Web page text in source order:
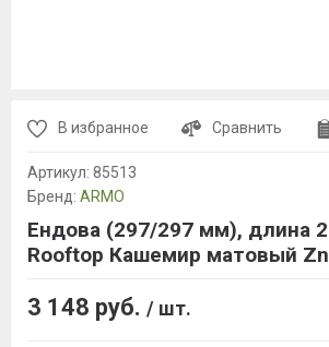
В избранное Сравнить
Артикул: 85513
Бренд: ARMO
Ендова (297/297 мм), длина
Rooftop Кашемир матовый
3 148 руб. / шт.